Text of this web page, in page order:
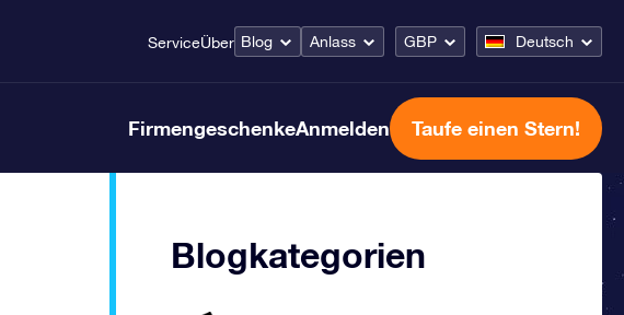
ServiceÜber Blog Anlass GBP Deutsch
FirmengeschenkeAnmelden Taufe einen Stern!
Blogkategorien